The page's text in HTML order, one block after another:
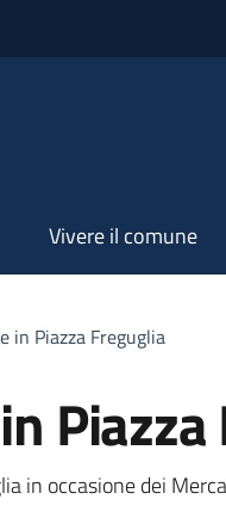
Vivere il comune
in Piazza Freguglia
in occasione dei